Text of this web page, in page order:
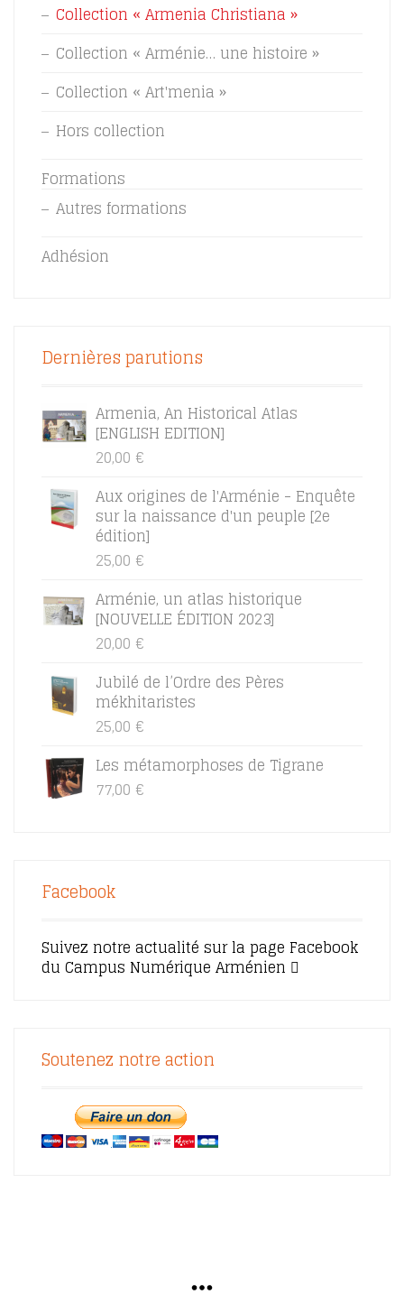
Collection « Armenia Christiana »
Collection « Arménie… une histoire »
Collection « Art'menia »
Hors collection
Formations
Autres formations
Adhésion
Dernières parutions
Armenia, An Historical Atlas
[ENGLISH EDITION]
20,00 €
Aux origines de l'Arménie - Enquête
sur la naissance d'un peuple [2e
édition]
25,00 €
Arménie, un atlas historique
[NOUVELLE ÉDITION 2023]
20,00 €
Jubilé de l’Ordre des Pères
mékhitaristes
25,00 €
Les métamorphoses de Tigrane
77,00 €
Facebook
Suivez notre actualité sur la page Facebook
du Campus Numérique Arménien
Soutenez notre action